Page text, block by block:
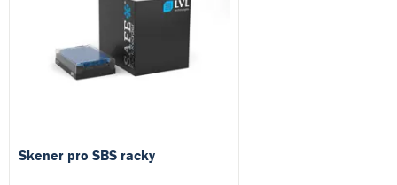
Skener pro SBS racky